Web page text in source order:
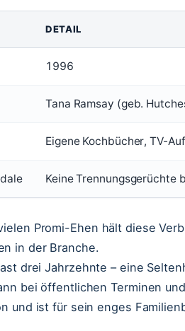
Tana Ramsay
DETAIL
1996
Tana Ramsay (geb.
Eigene Kochbücher, TV-
Keine Trennungsgerüchte
Promi-Ehen hält diese
in der Branche.
drei Jahrzehnte – eine
bei öffentlichen Terminen
und ist für sein enges